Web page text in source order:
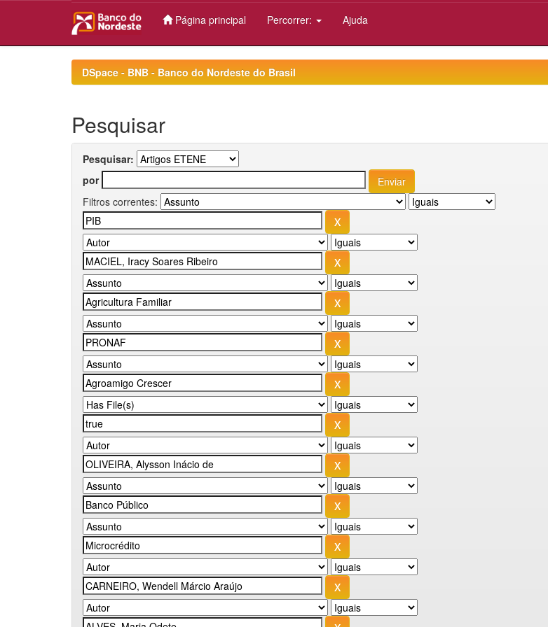
Página principal Percorrer: Ajuda
DSpace - BNB - Banco do Nordeste do Brasil
Pesquisar
Pesquisar:
por
Filtros correntes: